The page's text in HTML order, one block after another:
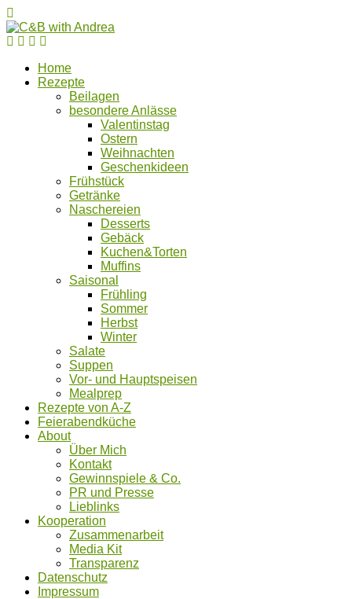
Home
Rezepte
Beilagen
besondere Anlässe
Valentinstag
Ostern
Weihnachten
Geschenkideen
Frühstück
Getränke
Naschereien
Desserts
Gebäck
Kuchen&Torten
Muffins
Saisonal
Frühling
Sommer
Herbst
Winter
Salate
Suppen
Vor- und Hauptspeisen
Mealprep
Rezepte von A-Z
Feierabendküche
About
Über Mich
Kontakt
Gewinnspiele & Co.
PR und Presse
Lieblinks
Kooperation
Zusammenarbeit
Media Kit
Transparenz
Datenschutz
Impressum